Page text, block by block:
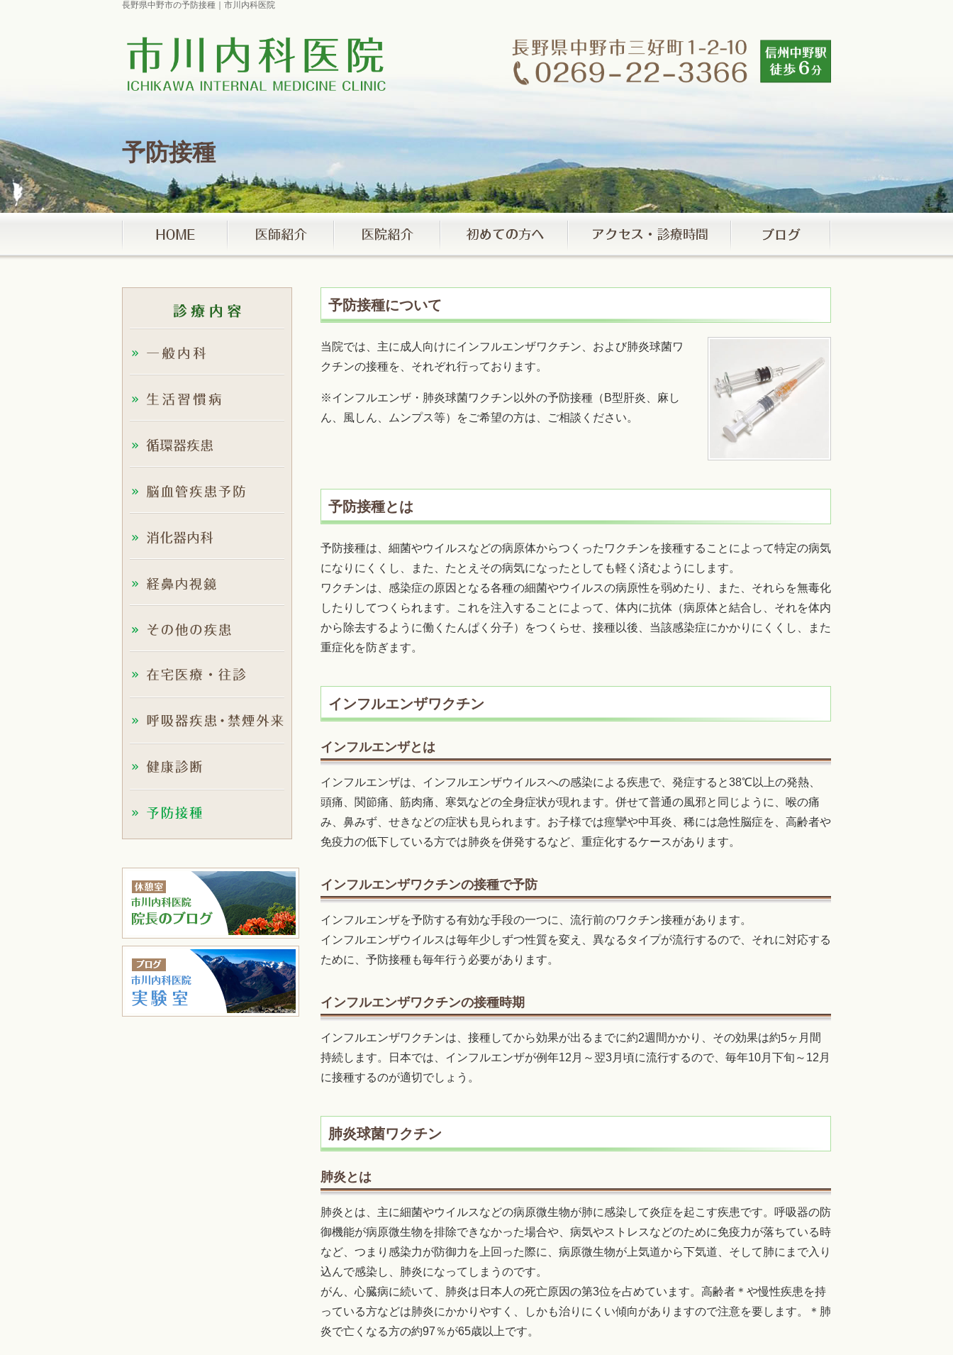
長野県中野市の予防接種｜市川内科医院
予防接種
予防接種について
当院では、主に成人向けにインフルエンザワクチン、および肺炎球菌ワ
クチンの接種を、それぞれ行っております。
※インフルエンザ・肺炎球菌ワクチン以外の予防接種（B型肝炎、麻し
ん、風しん、ムンプス等）をご希望の方は、ご相談ください。
予防接種とは
予防接種は、細菌やウイルスなどの病原体からつくったワクチンを接種することによって特定の病気
になりにくくし、また、たとえその病気になったとしても軽く済むようにします。
ワクチンは、感染症の原因となる各種の細菌やウイルスの病原性を弱めたり、また、それらを無毒化
したりしてつくられます。これを注入することによって、体内に抗体（病原体と結合し、それを体内
から除去するように働くたんぱく分子）をつくらせ、接種以後、当該感染症にかかりにくくし、また
重症化を防ぎます。
インフルエンザワクチン
インフルエンザとは
インフルエンザは、インフルエンザウイルスへの感染による疾患で、発症すると38℃以上の発熱、
頭痛、関節痛、筋肉痛、寒気などの全身症状が現れます。併せて普通の風邪と同じように、喉の痛
み、鼻みず、せきなどの症状も見られます。お子様では痙攣や中耳炎、稀には急性脳症を、高齢者や
免疫力の低下している方では肺炎を併発するなど、重症化するケースがあります。
インフルエンザワクチンの接種で予防
インフルエンザを予防する有効な手段の一つに、流行前のワクチン接種があります。
インフルエンザウイルスは毎年少しずつ性質を変え、異なるタイプが流行するので、それに対応する
ために、予防接種も毎年行う必要があります。
インフルエンザワクチンの接種時期
インフルエンザワクチンは、接種してから効果が出るまでに約2週間かかり、その効果は約5ヶ月間
持続します。日本では、インフルエンザが例年12月～翌3月頃に流行するので、毎年10月下旬～12月
に接種するのが適切でしょう。
肺炎球菌ワクチン
肺炎とは
肺炎とは、主に細菌やウイルスなどの病原微生物が肺に感染して炎症を起こす疾患です。呼吸器の防
御機能が病原微生物を排除できなかった場合や、病気やストレスなどのために免疫力が落ちている時
など、つまり感染力が防御力を上回った際に、病原微生物が上気道から下気道、そして肺にまで入り
込んで感染し、肺炎になってしまうのです。
がん、心臓病に続いて、肺炎は日本人の死亡原因の第3位を占めています。高齢者＊や慢性疾患を持
っている方などは肺炎にかかりやすく、しかも治りにくい傾向がありますので注意を要します。＊肺
炎で亡くなる方の約97％が65歳以上です。